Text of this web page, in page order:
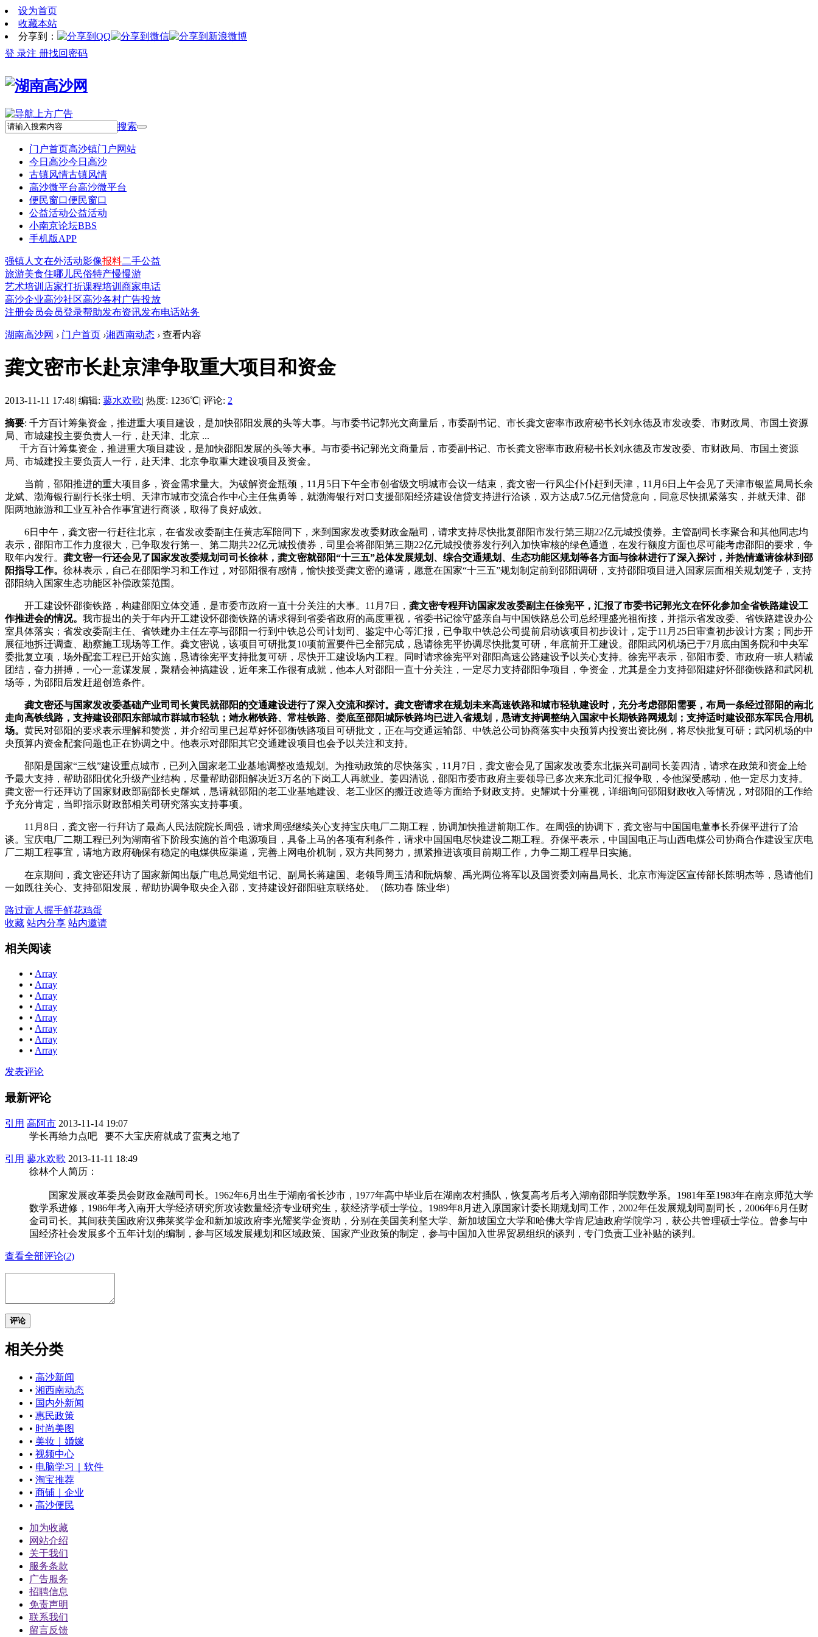
设为首页
收藏本站
分享到：
登 录注 册找回密码
搜索
门户首页高沙镇门户网站
今日高沙今日高沙
古镇风情古镇风情
高沙微平台高沙微平台
便民窗口便民窗口
公益活动公益活动
小南京论坛BBS
手机版APP
强镇人文在外活动影像报料二手公益
旅游美食住哪儿民俗特产慢慢游
艺术培训 店家打折课程培训 商家电话
高沙企业高沙社区高沙各村广告投放
注册会员会员登录帮助发布资讯发布电话站务
湖南高沙网 › 门户首页 ›湘西南动态 › 查看内容
龚文密市长赴京津争取重大项目和资金
2013-11-11 17:48| 编辑: 蓼水欢歌| 热度: 1236℃| 评论: 2
摘要: 千方百计筹集资金，推进重大项目建设，是加快邵阳发展的头等大事。与市委书记郭光文商量后，市委副书记、市长龚文密率市政府秘书长刘永德及市发改委、市财政局、市国土资源
局、市城建投主要负责人一行，赴天津、北京 ...
千方百计筹集资金，推进重大项目建设，是加快邵阳发展的头等大事。与市委书记郭光文商量后，市委副书记、市长龚文密率市政府秘书长刘永德及市发改委、市财政局、市国土资源
局、市城建投主要负责人一行，赴天津、北京争取重大建设项目及资金。
当前，邵阳推进的重大项目多，资金需求量大。为破解资金瓶颈，11月5日下午全市创省级文明城市会议一结束，龚文密一行风尘仆仆赶到天津，11月6日上午会见了天津市银监局局长余
龙斌、渤海银行副行长张士明、天津市城市交流合作中心主任焦勇等，就渤海银行对口支援邵阳经济建设信贷支持进行洽谈，双方达成7.5亿元信贷意向，同意尽快抓紧落实，并就天津、邵
阳两地旅游和工业互补合作事宜进行商谈，取得了良好成效。
6日中午，龚文密一行赶往北京，在省发改委副主任黄志军陪同下，来到国家发改委财政金融司，请求支持尽快批复邵阳市发行第三期22亿元城投债券。主管副司长李聚合和其他同志均
表示，邵阳市工作力度很大，已争取发行第一、第二期共22亿元城投债券，司里会将邵阳第三期22亿元城投债券发行列入加快审核的绿色通道，在发行额度方面也尽可能考虑邵阳的要求，争
取年内发行。龚文密一行还会见了国家发改委规划司司长徐林，龚文密就邵阳“十三五”总体发展规划、综合交通规划、生态功能区规划等各方面与徐林进行了深入探讨，并热情邀请徐林到邵
阳指导工作。 徐林表示，自己在邵阳学习和工作过，对邵阳很有感情，愉快接受龚文密的邀请，愿意在国家“十三五”规划制定前到邵阳调研，支持邵阳项目进入国家层面相关规划笼子，支持
邵阳纳入国家生态功能区补偿政策范围。
开工建设怀邵衡铁路，构建邵阳立体交通，是市委市政府一直十分关注的大事。11月7日，龚文密专程拜访国家发改委副主任徐宪平，汇报了市委书记郭光文在怀化参加全省铁路建设工
作推进会的情况。 我市提出的关于年内开工建设怀邵衡铁路的请求得到省委省政府的高度重视，省委书记徐守盛亲自与中国铁路总公司总经理盛光祖衔接，并指示省发改委、省铁路建设办公
室具体落实；省发改委副主任、省铁建办主任左亭与邵阳一行到中铁总公司计划司、鉴定中心等汇报，已争取中铁总公司提前启动该项目初步设计，定于11月25日审查初步设计方案；同步开
展征地拆迁调查、勘察施工现场等工作。龚文密说，该项目可研批复10项前置要件已全部完成，恳请徐宪平协调尽快批复可研，年底前开工建设。邵阳武冈机场已于7月底由国务院和中央军
委批复立项，场外配套工程已开始实施，恳请徐宪平支持批复可研，尽快开工建设场内工程。同时请求徐宪平对邵阳高速公路建设予以关心支持。徐宪平表示，邵阳市委、市政府一班人精诚
团结，奋力拼搏，一心一意谋发展，聚精会神搞建设，近年来工作很有成就，他本人对邵阳一直十分关注，一定尽力支持邵阳争项目，争资金，尤其是全力支持邵阳建好怀邵衡铁路和武冈机
场等，为邵阳后发赶超创造条件。
龚文密还与国家发改委基础产业司司长黄民就邵阳的交通建设进行了深入交流和探讨。龚文密请求在规划未来高速铁路和城市轻轨建设时，充分考虑邵阳需要，布局一条经过邵阳的南北
走向高铁线路，支持建设邵阳东部城市群城市轻轨；靖永郴铁路、常桂铁路、娄底至邵阳城际铁路均已进入省规划，恳请支持调整纳入国家中长期铁路网规划；支持适时建设邵东军民合用机
场。 黄民对邵阳的要求表示理解和赞赏，并介绍司里已起草好怀邵衡铁路项目可研批文，正在与交通运输部、中铁总公司协商落实中央预算内投资出资比例，将尽快批复可研；武冈机场的中
央预算内资金配套问题也正在协调之中。他表示对邵阳其它交通建设项目也会予以关注和支持。
邵阳是国家“三线”建设重点城市，已列入国家老工业基地调整改造规划。为推动政策的尽快落实，11月7日，龚文密会见了国家发改委东北振兴司副司长姜四清，请求在政策和资金上给
予最大支持，帮助邵阳优化升级产业结构，尽量帮助邵阳解决近3万名的下岗工人再就业。姜四清说，邵阳市委市政府主要领导已多次来东北司汇报争取，令他深受感动，他一定尽力支持。
龚文密一行还拜访了国家财政部副部长史耀斌，恳请就邵阳的老工业基地建设、老工业区的搬迁改造等方面给予财政支持。史耀斌十分重视，详细询问邵阳财政收入等情况，对邵阳的工作给
予充分肯定，当即指示财政部相关司研究落实支持事项。
11月8日，龚文密一行拜访了最高人民法院院长周强，请求周强继续关心支持宝庆电厂二期工程，协调加快推进前期工作。在周强的协调下，龚文密与中国国电董事长乔保平进行了洽
谈。宝庆电厂二期工程已列为湖南省下阶段实施的首个电源项目，具备上马的各项有利条件，请求中国国电尽快建设二期工程。乔保平表示，中国国电正与山西电煤公司协商合作建设宝庆电
厂二期工程事宜，请地方政府确保有稳定的电煤供应渠道，完善上网电价机制，双方共同努力，抓紧推进该项目前期工作，力争二期工程早日实施。
在京期间，龚文密还拜访了国家新闻出版广电总局党组书记、副局长蒋建国、老领导周玉清和阮炳黎、禹光两位将军以及国资委刘南昌局长、北京市海淀区宣传部长陈明杰等，恳请他们
一如既往关心、支持邵阳发展，帮助协调争取央企入邵，支持建设好邵阳驻京联络处。（ 陈功春 陈业华）
路过雷人 握手鲜花鸡蛋
收藏 站内分享 站内邀请
相关阅读
• Array
• Array
• Array
• Array
• Array
• Array
• Array
• Array
发表评论
最新评论
引用 高阿市 2013-11-14 19:07
学长再给力点吧 要不大宝庆府就成了蛮夷之地了
引用 蓼水欢歌 2013-11-11 18:49
徐林个人简历：
国家发展改革委员会财政金融司司长。1962年6月出生于湖南省长沙市，1977年高中毕业后在湖南农村插队，恢复高考后考入湖南邵阳学院数学系。1981年至1983年在南京师范大学
数学系进修，1986年考入南开大学经济研究所攻读数量经济专业研究生，获经济学硕士学位。1989年8月进入原国家计委长期规划司工作，2002年任发展规划司副司长，2006年6月任财
金司司长。其间获美国政府汉弗莱奖学金和新加坡政府李光耀奖学金资助，分别在美国美利坚大学、新加坡国立大学和哈佛大学肯尼迪政府学院学习，获公共管理硕士学位。曾参与中
国经济社会发展多个五年计划的编制，参与区域发展规划和区域政策、国家产业政策的制定，参与中国加入世界贸易组织的谈判，专门负责工业补贴的谈判。
查看全部评论(2)
评论
相关分类
• 高沙新闻
• 湘西南动态
• 国内外新闻
• 惠民政策
• 时尚美图
• 美妆｜婚嫁
• 视频中心
• 电脑学习｜软件
• 淘宝推荐
• 商铺｜企业
• 高沙便民
加为收藏
网站介绍
关于我们
服务条款
广告服务
招聘信息
免责声明
联系我们
留言反馈